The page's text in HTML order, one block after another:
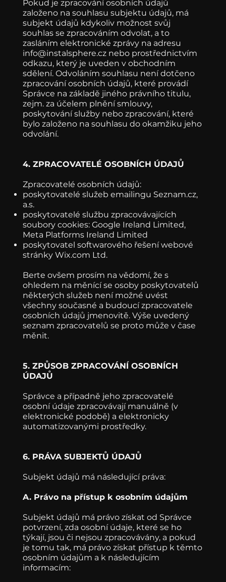
Pokud je zpracování osobních údajů
založeno na souhlasu subjektu údajů, má
subjekt údajů kdykoliv možnost svůj
souhlas se zpracováním odvolat, a to
zasláním elektronické zprávy na adresu
info@instalsphere.cz nebo prostřednictvím
odkazu, který je uveden v obchodním
sdělení. Odvoláním souhlasu není dotčeno
zpracování osobních údajů, které provádí
Správce na základě jiného právního titulu,
zejm. za účelem plnění smlouvy,
poskytování služby nebo zpracování, které
bylo založeno na souhlasu do okamžiku jeho
odvolání.
4. ZPRACOVATELÉ OSOBNÍCH ÚDAJŮ
Zpracovatelé osobních údajů:
poskytovatelé služeb emailingu Seznam.cz,
a.s.
poskytovatelé službu zpracovávajících
soubory cookies: Google Ireland Limited,
Meta Platforms Ireland Limited
poskytovatel softwarového řešení webové
stránky Wix.com Ltd.
Berte ovšem prosím na vědomí, že s
ohledem na měnící se osoby poskytovatelů
některých služeb není možné uvést
všechny současné a budoucí zpracovatele
osobních údajů jmenovitě. Výše uvedený
seznam zpracovatelů se proto může v čase
měnit.
5. ZPŮSOB ZPRACOVÁNÍ OSOBNÍCH
ÚDAJŮ
Správce a případně jeho zpracovatelé
osobní údaje zpracovávají manuálně (v
elektronické podobě) a elektronicky
automatizovanými prostředky.
6. PRÁVA SUBJEKTŮ ÚDAJŮ
Subjekt údajů má následující práva:
A. Právo na přístup k osobním údajům
Subjekt údajů má právo získat od Správce
potvrzení, zda osobní údaje, které se ho
týkají, jsou či nejsou zpracovávány, a pokud
je tomu tak, má právo získat přístup k těmto
osobním údajům a k následujícím
informacím: